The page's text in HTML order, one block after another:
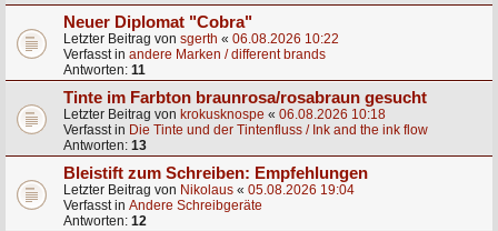
Neuer Diplomat "Cobra"
Letzter Beitrag von sgerth « 06.08.2026 10:22
Verfasst in andere Marken / different brands
Antworten: 11
Tinte im Farbton braunrosa/rosabraun gesucht
Letzter Beitrag von krokusknospe « 06.08.2026 10:18
Verfasst in Die Tinte und der Tintenfluss / Ink and the ink flow
Antworten: 13
Bleistift zum Schreiben: Empfehlungen
Letzter Beitrag von Nikolaus « 05.08.2026 19:04
Verfasst in Andere Schreibgeräte
Antworten: 12